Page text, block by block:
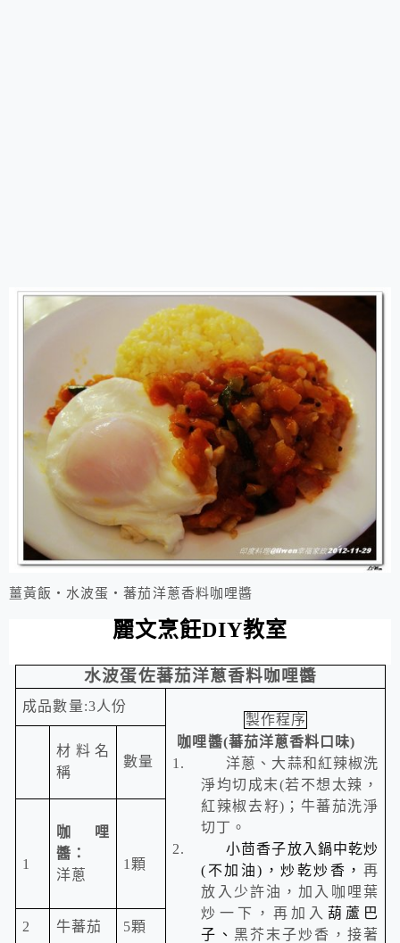
薑黃飯‧水波蛋‧蕃茄洋蔥香料咖哩醬
麗文烹飪DIY教室
水波蛋佐蕃茄洋蔥香料咖哩醬
成品數量:3人份
製作程序
咖哩醬(蕃茄洋蔥香料口味)
1.
洋蔥、大蒜和紅辣椒洗
淨均切成末(若不想太辣，
紅辣椒去籽) ；牛蕃茄洗淨
切丁。
2.
小茴香子放入鍋中乾炒
( 不加油) ，炒乾炒香， 再
放入少許油，加入咖哩葉
炒一下，再加入 葫蘆巴
子、 黑芥末子炒香，接著
材料名
稱
數量
1
咖哩
醬：
洋蔥
1顆
2 牛蕃茄 5顆